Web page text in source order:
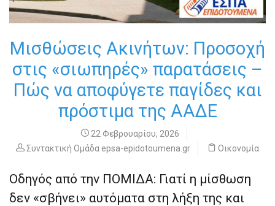
Μισθώσεις Ακινήτων: Προσοχή
στις «σιωπηρές» παρατάσεις –
Πώς να αποφύγετε παγίδες και
πρόστιμα της ΑΑΔΕ
22 Φεβρουαρίου, 2026
Συντακτική Ομάδα epsa-epidotoumena.gr
Οικονομία
Οδηγός από την ΠΟΜΙΔΑ: Γιατί η μίσθωση
δεν «σβήνει» αυτόματα στη λήξη της και